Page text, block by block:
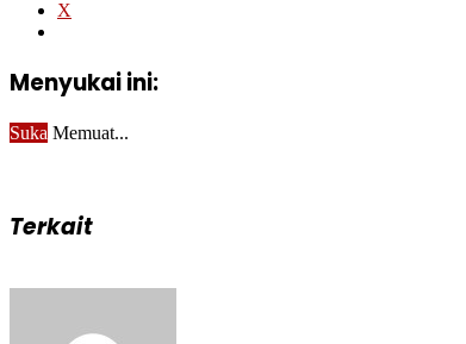
X
Menyukai ini:
Suka Memuat...
Terkait